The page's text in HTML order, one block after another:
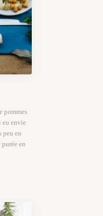
pommes
eu envie
peu en
en